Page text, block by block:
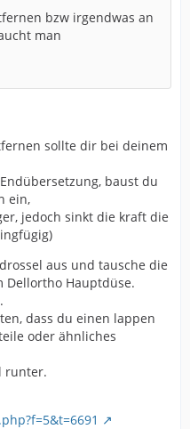
2 Takter z.B. D.R
HD auf ca. 72
bzw irgendwas an
man
sollte dir bei deinem
baust du
ein,
jedoch sinkt die kraft die
aus und tausche die
Dellortho Hauptdüse.
dass du einen lappen
oder ähnliches
runter.